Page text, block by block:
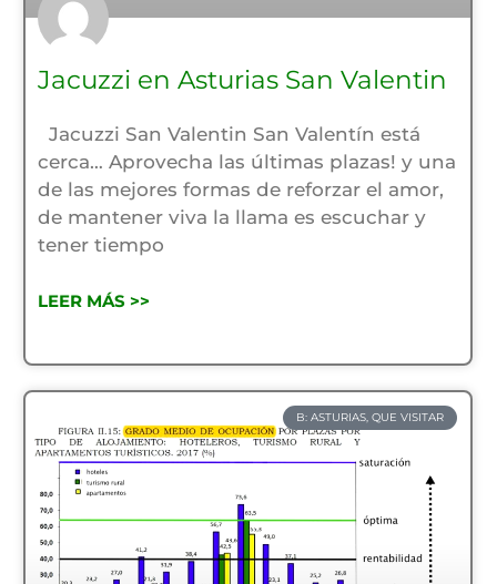
Jacuzzi en Asturias San Valentin
Jacuzzi San Valentin San Valentín está
cerca… Aprovecha las últimas plazas! y una
de las mejores formas de reforzar el amor,
de mantener viva la llama es escuchar y
tener tiempo
LEER MÁS >>
B: ASTURIAS, QUE VISITAR